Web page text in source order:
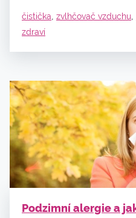
čistička, zvlhčovač vzduchu,
zdraví
Podzimní alergie a